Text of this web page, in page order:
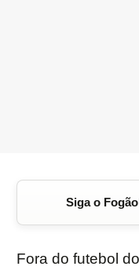
Siga o
Fora do futebol do